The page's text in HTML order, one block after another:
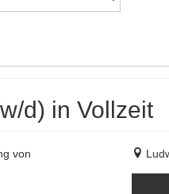
d) in Vollzeit
von